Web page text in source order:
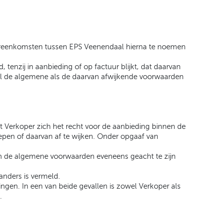
tussen EPS Veenendaal hierna te noemen
tenzij in aanbieding of op factuur blijkt, dat daarvan
algemene als de daarvan afwijkende voorwaarden
Verkoper zich het recht voor de aanbieding binnen de
of daarvan af te wijken. Onder opgaaf van
algemene voorwaarden eveneens geacht te zijn
is vermeld.
In een van beide gevallen is zowel Verkoper als